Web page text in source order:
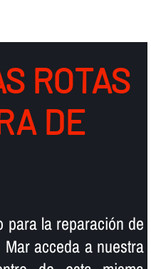
ROTAS
DE
para la reparación de
acceda a nuestra